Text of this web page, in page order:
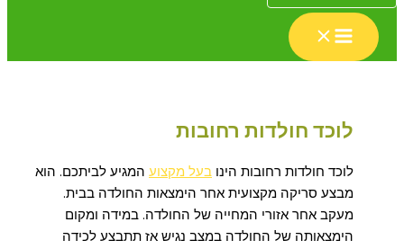
לוכד חולדות רחובות
לוכד חולדות רחובות הינו בעל מקצוע המגיע לביתכם. הוא
מבצע סריקה מקצועית אחר הימצאות החולדה בבית.
מעקב אחר אזורי המחייה של החולדה. במידה ומקום
הימצאותה של החולדה במצב נגיש אז תתבצע לכידה